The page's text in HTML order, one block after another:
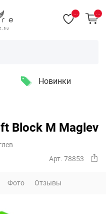
Новинки
Block M Maglev
Арт. 78853
Фото Отзывы